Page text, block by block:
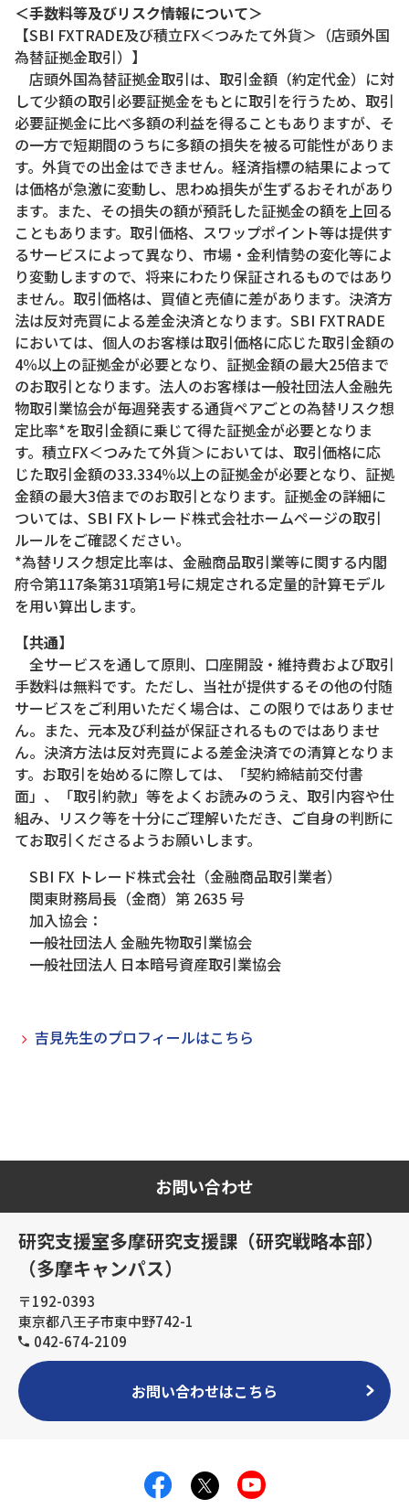
＜手数料等及びリスク情報について＞
【SBI FXTRADE及び積立FX＜つみたて外貨＞（店頭外国
為替証拠金取引）】
店頭外国為替証拠金取引は、取引金額（約定代金）に対
して少額の取引必要証拠金をもとに取引を行うため、取引
必要証拠金に比べ多額の利益を得ることもありますが、そ
の一方で短期間のうちに多額の損失を被る可能性がありま
す。外貨での出金はできません。経済指標の結果によって
は価格が急激に変動し、思わぬ損失が生ずるおそれがあり
ます。また、その損失の額が預託した証拠金の額を上回る
こともあります。取引価格、スワップポイント等は提供す
るサービスによって異なり、市場・金利情勢の変化等によ
り変動しますので、将来にわたり保証されるものではあり
ません。取引価格は、買値と売値に差があります。決済方
法は反対売買による差金決済となります。SBI FXTRADE
においては、個人のお客様は取引価格に応じた取引金額の
4％以上の証拠金が必要となり、証拠金額の最大25倍まで
のお取引となります。法人のお客様は一般社団法人金融先
物取引業協会が毎週発表する通貨ペアごとの為替リスク想
定比率*を取引金額に乗じて得た証拠金が必要となりま
す。積立FX＜つみたて外貨＞においては、取引価格に応
じた取引金額の33.334％以上の証拠金が必要となり、証拠
金額の最大3倍までのお取引となります。証拠金の詳細に
ついては、SBI FXトレード株式会社ホームページの取引
ルールをご確認ください。
*為替リスク想定比率は、金融商品取引業等に関する内閣
府令第117条第31項第1号に規定される定量的計算モデル
を用い算出します。
【共通】
全サービスを通して原則、口座開設・維持費および取引
手数料は無料です。ただし、当社が提供するその他の付随
サービスをご利用いただく場合は、この限りではありませ
ん。また、元本及び利益が保証されるものではありませ
ん。決済方法は反対売買による差金決済での清算となりま
す。お取引を始めるに際しては、「契約締結前交付書
面」、「取引約款」等をよくお読みのうえ、取引内容や仕
組み、リスク等を十分にご理解いただき、ご自身の判断に
てお取引くださるようお願いします。
SBI FX トレード株式会社（金融商品取引業者）
関東財務局長（金商）第 2635 号
加入協会：
一般社団法人 金融先物取引業協会
一般社団法人 日本暗号資産取引業協会
吉見先生のプロフィールはこちら
お問い合わせ
研究支援室多摩研究支援課（研究戦略本部）
（多摩キャンパス）
〒192-0393
東京都八王子市東中野742-1
042-674-2109
お問い合わせはこちら